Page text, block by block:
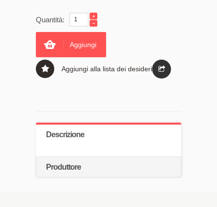
Quantità:
Aggiungi
Aggiungi alla lista dei desideri
Descrizione
Produttore